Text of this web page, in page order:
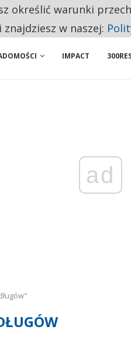
NA PODSTAWOWE
IMPACT
ad
określić warunki
w naszej: